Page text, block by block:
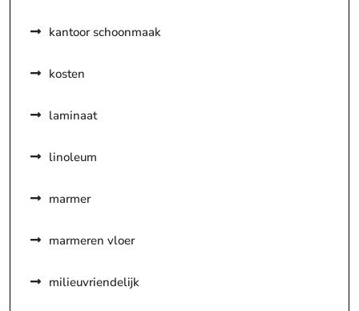
kantoor schoonmaak
kosten
laminaat
linoleum
marmer
marmeren vloer
milieuvriendelijk